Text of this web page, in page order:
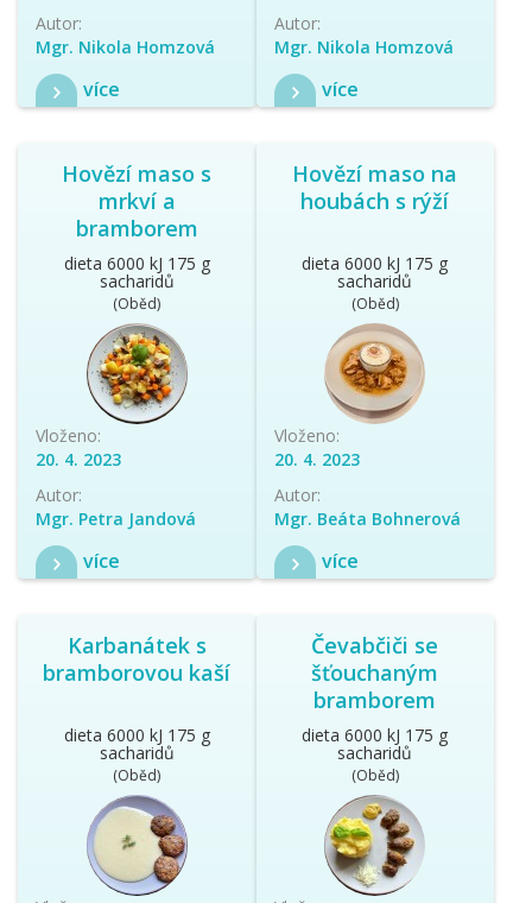
Autor:
Mgr. Nikola Homzová
více
Autor:
Mgr. Nikola Homzová
více
Hovězí maso s
mrkví a
bramborem
dieta 6000 kJ 175 g
sacharidů
(Oběd)
Vloženo:
20. 4. 2023
Autor:
Mgr. Petra Jandová
více
Hovězí maso na
houbách s rýží
dieta 6000 kJ 175 g
sacharidů
(Oběd)
Vloženo:
20. 4. 2023
Autor:
Mgr. Beáta Bohnerová
více
Karbanátek s
bramborovou kaší
dieta 6000 kJ 175 g
sacharidů
(Oběd)
Čevabčiči se
šťouchaným
bramborem
dieta 6000 kJ 175 g
sacharidů
(Oběd)